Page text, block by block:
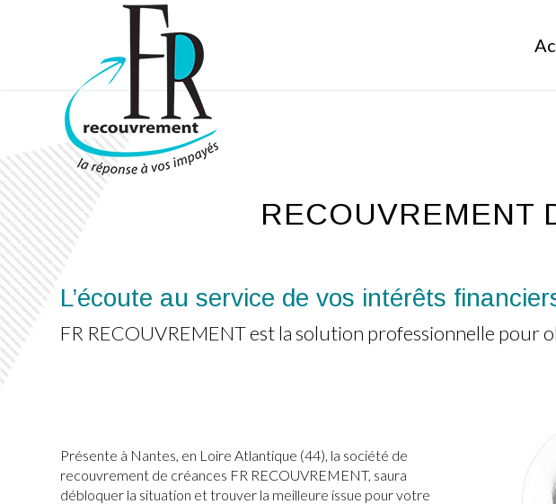
RECOUVREMENT
L’écoute au service de vos intérêts
FR RECOUVREMENT est la solution professionnelle pour
Présente à Nantes, en Loire Atlantique (44), la société de
recouvrement de créances FR RECOUVREMENT, saura
débloquer la situation et trouver la meilleure issue pour votre